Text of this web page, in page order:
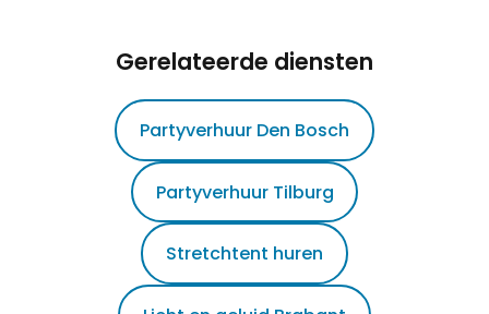
Gerelateerde diensten
Partyverhuur Den Bosch
Partyverhuur Tilburg
Stretchtent huren